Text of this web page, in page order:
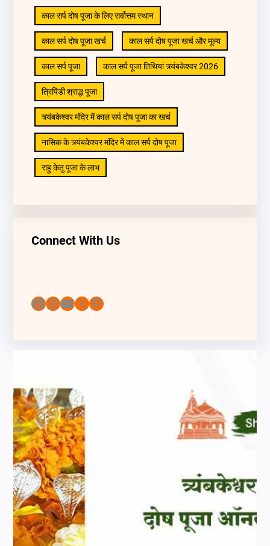
काल सर्प दोष पूजा के लिए सर्वोत्तम स्थान
काल सर्प दोष पूजा खर्च काल सर्प दोष पूजा खर्च और मूल्य
काल सर्प पूजा काल सर्प पूजा तिथियां त्र्यंबकेश्वर 2026
त्रिपिंडी श्राद्ध पूजा
त्र्यंबकेश्वर मंदिर में काल सर्प दोष पूजा का खर्च
नासिक के त्र्यंबकेश्वर मंदिर में काल सर्प दोष पूजा
राहु केतु पूजा के लाभ
Connect With Us
Facebook InstagramYouTube X Pinterest